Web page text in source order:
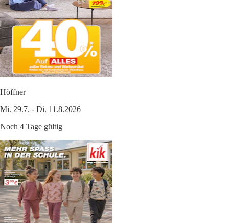
Höffner
Mi. 29.7. - Di. 11.8.2026
Noch 4 Tage gültig